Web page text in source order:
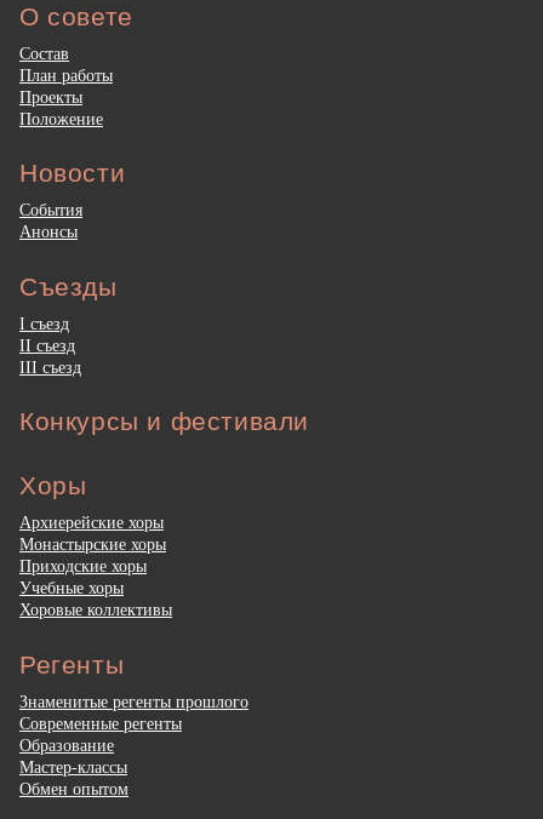
О совете
Состав
План работы
Проекты
Положение
Новости
События
Анонсы
Съезды
I съезд
II съезд
III съезд
Конкурсы и фестивали
Хоры
Архиерейские хоры
Монастырские хоры
Приходские хоры
Учебные хоры
Хоровые коллективы
Регенты
Знаменитые регенты прошлого
Современные регенты
Образование
Мастер-классы
Обмен опытом